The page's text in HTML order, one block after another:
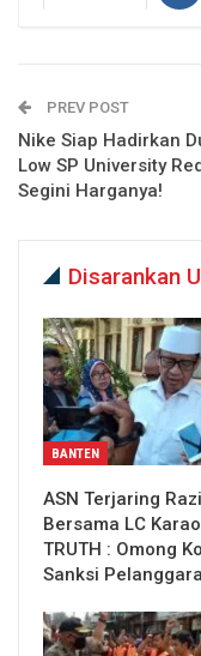
PREV POST
Nike Siap Hadirkan
Low SP University
Segini Harganya!
Disarankan
BANTEN
ASN Terjaring
Bersama LC
TRUTH : Omong
Sanksi